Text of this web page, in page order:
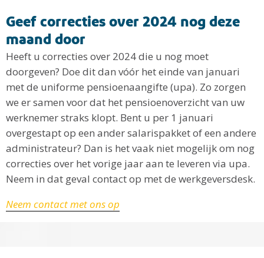
Geef correcties over 2024 nog deze
maand door
Heeft u correcties over 2024 die u nog moet
doorgeven? Doe dit dan vóór het einde van januari
met de uniforme pensioenaangifte (upa). Zo zorgen
we er samen voor dat het pensioenoverzicht van uw
werknemer straks klopt. Bent u per 1 januari
overgestapt op een ander salarispakket of een andere
administrateur? Dan is het vaak niet mogelijk om nog
correcties over het vorige jaar aan te leveren via upa.
Neem in dat geval contact op met de werkgeversdesk.
Neem contact met ons op